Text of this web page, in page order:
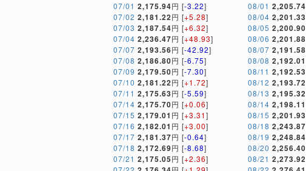
07/01 2,175.94円 [-3.22]
07/02 2,181.22円 [+5.28]
07/03 2,187.54円 [+6.32]
07/04 2,236.47円 [+48.93]
07/07 2,193.56円 [-42.92]
07/08 2,186.80円 [-6.75]
07/09 2,179.50円 [-7.30]
07/10 2,181.22円 [+1.72]
07/11 2,175.63円 [-5.59]
07/14 2,175.70円 [+0.06]
07/15 2,179.01 円 [+3.31]
07/16 2,182.01 円 [+3.00]
07/17 2,181.37円 [-0.64]
07/18 2,172.69円 [-8.68]
07/21 2,175.05円 [+2.36]
08/01 2,205.74
08/04 2,201.33
08/05 2,200.90
08/06 2,201.88
08/07 2,191.58
08/08 2,192.01
08/11 2,192.53
08/12 2,193.72
08/13 2,195.32
08/14 2,198.11
08/15 2,201.93
08/18 2,243.87
08/19 2,248.84
08/20 2,256.40
08/21 2,273.92